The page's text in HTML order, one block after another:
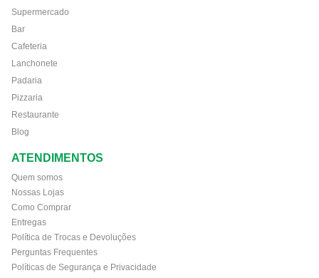
Supermercado
Bar
Cafeteria
Lanchonete
Padaria
Pizzaria
Restaurante
Blog
ATENDIMENTOS
Quem somos
Nossas Lojas
Como Comprar
Entregas
Política de Trocas e Devoluções
Perguntas Frequentes
Políticas de Segurança e Privacidade